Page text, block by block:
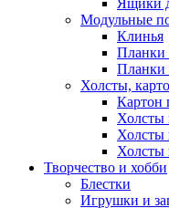
Ящики
Модульные
Клинья
Планки
Планки
Холсты,
Картон
Холсты
Холсты
Холсты
Творчество и хобби
Блестки
Игрушки и